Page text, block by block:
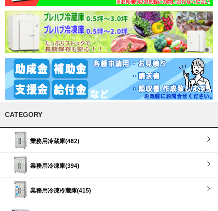
CATEGORY
業務用冷蔵庫(462)
業務用冷凍庫(394)
業務用冷凍冷蔵庫(415)